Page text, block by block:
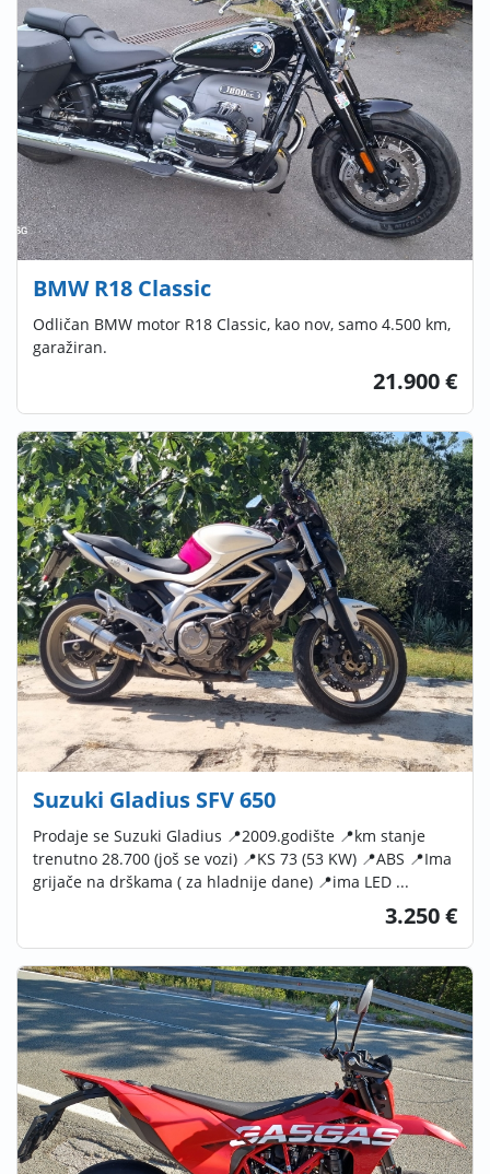
BMW R18 Classic
Odličan BMW motor R18 Classic, kao nov, samo 4.500 km,
garažiran.
21.900 €
Suzuki Gladius SFV 650
Prodaje se Suzuki Gladius 📍2009.godište 📍km stanje
trenutno 28.700 (još se vozi) 📍KS 73 (53 KW) 📍ABS 📍Ima
grijače na drškama ( za hladnije dane) 📍ima LED ...
3.250 €